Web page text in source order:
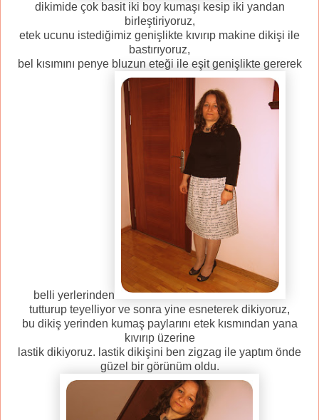
dikimide çok basit iki boy kumaşı kesip iki yandan
birleştiriyoruz,
etek ucunu istediğimiz genişlikte kıvırıp makine dikişi ile
bastırıyoruz,
bel kısımını penye bluzun eteği ile eşit genişlikte gererek
belli yerlerinden
tutturup teyelliyor ve sonra yine esneterek dikiyoruz,
bu dikiş yerinden kumaş paylarını etek kısmından yana
kıvırıp üzerine
lastik dikiyoruz. lastik dikişini ben zigzag ile yaptım önde
güzel bir görünüm oldu.